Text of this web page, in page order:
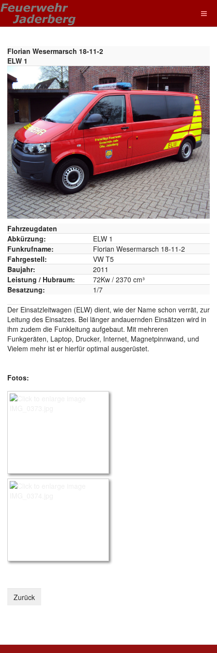
Florian Wesermarsch 18-11-2
ELW 1
Fahrzeugdaten
Abkürzung:
ELW 1
Funkrufname:
Florian Wesermarsch 18-11-2
Fahrgestell:
VW T5
Baujahr:
2011
Leistung / Hubraum:
72Kw / 2370 cm³
Besatzung:
1/7
Der Einsatzleitwagen (ELW) dient, wie der Name schon verrät, zur
Leitung des Einsatzes. Bei länger andauernden Einsätzen wird in
ihm zudem die Funkleitung aufgebaut. Mit mehreren
Funkgeräten, Laptop, Drucker, Internet, Magnetpinnwand, und
Vielem mehr ist er hierfür optimal ausgerüstet.
Fotos: